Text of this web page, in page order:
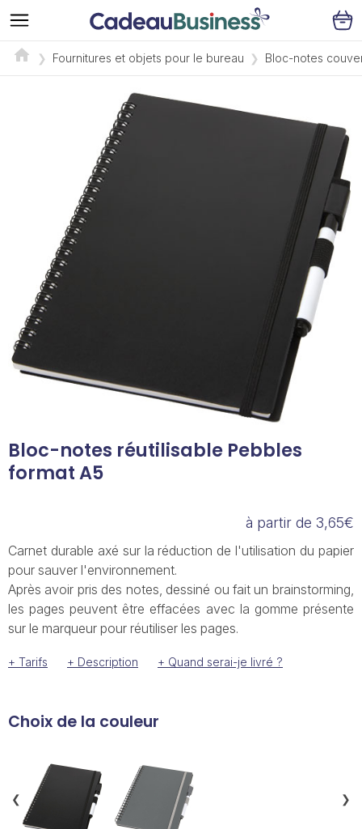
Fournitures et objets pour le bureau Bloc-notes
Bloc-notes réutilisable Pebbles
format A5
à partir de 3,65€
Carnet durable axé sur la réduction de l'utilisation du papier
pour sauver l'environnement.
Après avoir pris des notes, dessiné ou fait un brainstorming,
les pages peuvent être effacées avec la gomme présente
sur le marqueur pour réutiliser les pages.
+ Tarifs + Description + Quand serai-je livré ?
Choix de la couleur
❯
❮